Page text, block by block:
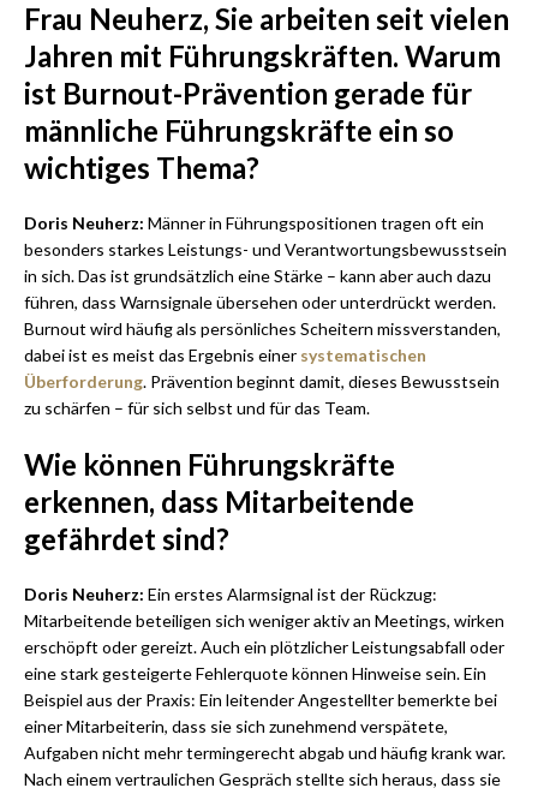
Frau Neuherz, Sie arbeiten seit vielen
Jahren mit Führungskräften. Warum
ist Burnout-Prävention gerade für
männliche Führungskräfte ein so
wichtiges Thema?
Doris Neuherz: Männer in Führungspositionen tragen oft ein
besonders starkes Leistungs- und Verantwortungsbewusstsein
in sich. Das ist grundsätzlich eine Stärke – kann aber auch dazu
führen, dass Warnsignale übersehen oder unterdrückt werden.
Burnout wird häufig als persönliches Scheitern missverstanden,
dabei ist es meist das Ergebnis einer systematischen
Überforderung. Prävention beginnt damit, dieses Bewusstsein
zu schärfen – für sich selbst und für das Team.
Wie können Führungskräfte
erkennen, dass Mitarbeitende
gefährdet sind?
Doris Neuherz: Ein erstes Alarmsignal ist der Rückzug:
Mitarbeitende beteiligen sich weniger aktiv an Meetings, wirken
erschöpft oder gereizt. Auch ein plötzlicher Leistungsabfall oder
eine stark gesteigerte Fehlerquote können Hinweise sein. Ein
Beispiel aus der Praxis: Ein leitender Angestellter bemerkte bei
einer Mitarbeiterin, dass sie sich zunehmend verspätete,
Aufgaben nicht mehr termingerecht abgab und häufig krank war.
Nach einem vertraulichen Gespräch stellte sich heraus, dass sie